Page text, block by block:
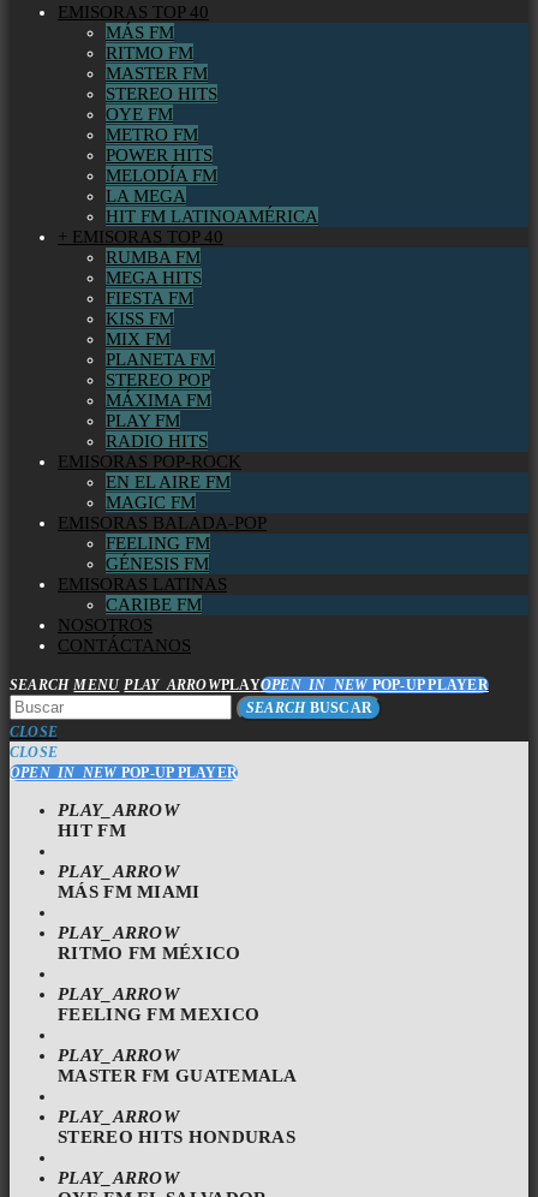
EMISORAS TOP 40
MÁS FM
RITMO FM
MASTER FM
STEREO HITS
OYE FM
METRO FM
POWER HITS
MELODÍA FM
LA MEGA
HIT FM LATINOAMÉRICA
+ EMISORAS TOP 40
RUMBA FM
MEGA HITS
FIESTA FM
KISS FM
MIX FM
PLANETA FM
STEREO POP
MÁXIMA FM
PLAY FM
RADIO HITS
EMISORAS POP-ROCK
EN EL AIRE FM
MAGIC FM
EMISORAS BALADA-POP
FEELING FM
GÉNESIS FM
EMISORAS LATINAS
CARIBE FM
NOSOTROS
CONTÁCTANOS
SEARCH MENU PLAY_ARROWPLAYOPEN_IN_NEWPOP-UP PLAYER
SEARCHBUSCAR
CLOSE
CLOSE
OPEN_IN_NEWPOP-UP PLAYER
PLAY_ARROW
HIT FM
PLAY_ARROW
MÁS FM MIAMI
PLAY_ARROW
RITMO FM MÉXICO
PLAY_ARROW
FEELING FM MEXICO
PLAY_ARROW
MASTER FM GUATEMALA
PLAY_ARROW
STEREO HITS HONDURAS
PLAY_ARROW